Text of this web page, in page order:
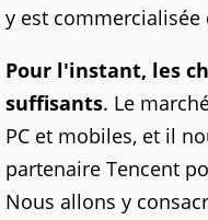
y est
Pour l'instant, les
suffisants. Le
PC et mobiles, et il
partenaire Tencent
Nous allons y